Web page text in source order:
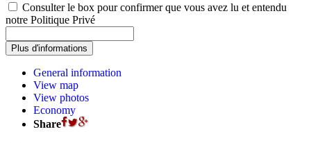
Consulter le box pour confirmer que vous avez lu et entendu
notre Politique Privé
General information
View map
View photos
Economy
Share